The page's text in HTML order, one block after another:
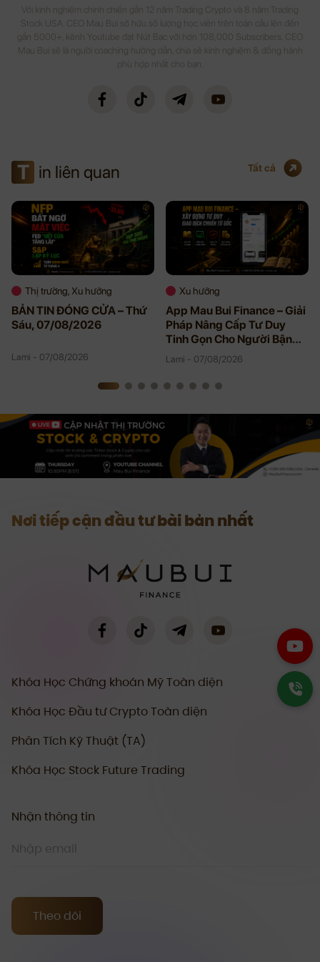
Với kinh nghiệm chinh chiến gần 12 năm Trading Crypto và 8 năm Trading
Stock USA. CEO Mau Bui sở hữu số lượng học viên trên toàn cầu lên đến
gần 5000+, kênh Youtube đạt Nút Bạc với hơn 108,000 Subscribers. CEO
Mau Bui sẽ là người coaching hướng dẫn, chia sẻ kinh nghiệm & đồng hành
phù hợp nhất cho bạn.
T in liên quan Tất cả
Thị trường, Xu hướng
BẢN TIN ĐÓNG CỬA – Thứ
Sáu, 07/08/2026
Lami - 07/08/2026
Xu hướng
App Mau Bui Finance – Giải
Pháp Nâng Cấp Tư Duy
Tinh Gọn Cho Người Bận
Rộn
Lami - 07/08/2026
Nơi tiếp cận đầu tư bài bản nhất
Khóa Học Chứng khoán Mỹ Toàn diện
Khóa Học Đầu tư Crypto Toàn diện
Phân Tích Kỹ Thuật (TA)
Khóa Học Stock Future Trading
Nhận thông tin
Theo dõi